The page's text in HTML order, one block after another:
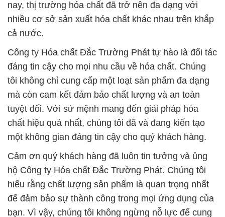
nay, thị trường hóa chất đã trở nên đa dạng với
nhiều cơ sở sản xuất hóa chất khác nhau trên khắp
cả nước.
Công ty Hóa chất Đắc Trường Phát tự hào là đối tác
đáng tin cậy cho mọi nhu cầu về hóa chất. Chúng
tôi không chỉ cung cấp một loạt sản phẩm đa dạng
mà còn cam kết đảm bảo chất lượng và an toàn
tuyệt đối. Với sứ mệnh mang đến giải pháp hóa
chất hiệu quả nhất, chúng tôi đã và đang kiến tạo
một không gian đáng tin cậy cho quý khách hàng.
Cảm ơn quý khách hàng đã luôn tin tưởng và ủng
hộ Công ty Hóa chất Đắc Trường Phát. Chúng tôi
hiểu rằng chất lượng sản phẩm là quan trọng nhất
để đảm bảo sự thành công trong mọi ứng dụng của
bạn. Vì vậy, chúng tôi không ngừng nỗ lực để cung